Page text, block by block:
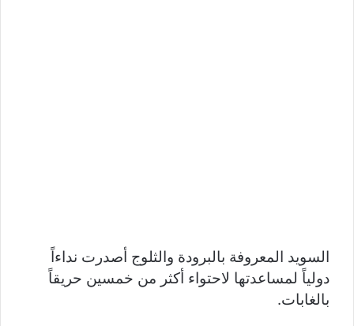
السويد المعروفة بالبرودة والثلوج أصدرت نداءاً
دولياً لمساعدتها لاحتواء أكثر من خمسين حريقاً
بالغابات.